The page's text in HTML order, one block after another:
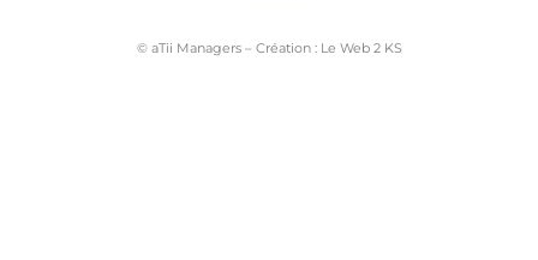
© aTii Managers – Création : Le Web 2 KS